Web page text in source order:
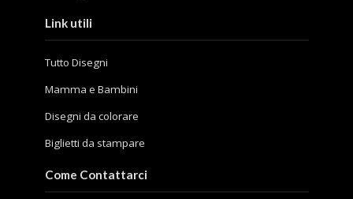
Link utili
Tutto Disegni
Mamma e Bambini
Disegni da colorare
Biglietti da stampare
Come Contattarci